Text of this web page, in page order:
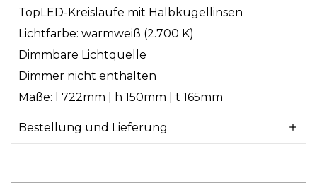
TopLED-Kreisläufe mit Halbkugellinsen
Lichtfarbe: warmweiß (2.700 K)
Dimmbare Lichtquelle
Dimmer nicht enthalten
Maße: l 722mm | h 150mm | t 165mm
Bestellung und Lieferung